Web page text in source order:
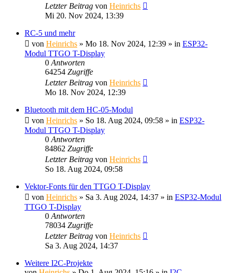
Letzter Beitrag von Heinrichs
Mi 20. Nov 2024, 13:39
RC-5 und mehr
von Heinrichs » Mo 18. Nov 2024, 12:39 » in ESP32-
Modul TTGO T-Display
0 Antworten
64254 Zugriffe
Letzter Beitrag von Heinrichs
Mo 18. Nov 2024, 12:39
Bluetooth mit dem HC-05-Modul
von Heinrichs » So 18. Aug 2024, 09:58 » in ESP32-
Modul TTGO T-Display
0 Antworten
84862 Zugriffe
Letzter Beitrag von Heinrichs
So 18. Aug 2024, 09:58
Vektor-Fonts für den TTGO T-Display
von Heinrichs » Sa 3. Aug 2024, 14:37 » in ESP32-Modul
TTGO T-Display
0 Antworten
78034 Zugriffe
Letzter Beitrag von Heinrichs
Sa 3. Aug 2024, 14:37
Weitere I2C-Projekte